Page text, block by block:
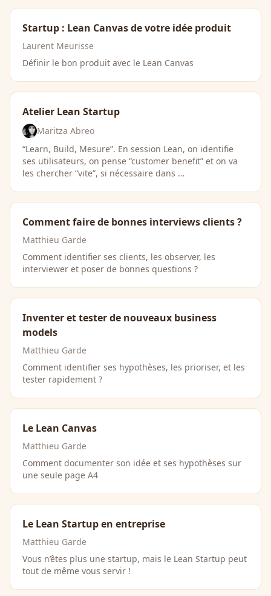
Startup : Lean Canvas de votre idée produit
Laurent Meurisse
Définir le bon produit avec le Lean Canvas
Atelier Lean Startup
Maritza Abreo
“Learn, Build, Mesure”. En session Lean, on identifie
ses utilisateurs, on pense “customer benefit” et on va
les chercher “vite”, si nécessaire dans …
Comment faire de bonnes interviews clients ?
Matthieu Garde
Comment identifier ses clients, les observer, les
interviewer et poser de bonnes questions ?
Inventer et tester de nouveaux business
models
Matthieu Garde
Comment identifier ses hypothèses, les prioriser, et les
tester rapidement ?
Le Lean Canvas
Matthieu Garde
Comment documenter son idée et ses hypothèses sur
une seule page A4
Le Lean Startup en entreprise
Matthieu Garde
Vous n’êtes plus une startup, mais le Lean Startup peut
tout de même vous servir !